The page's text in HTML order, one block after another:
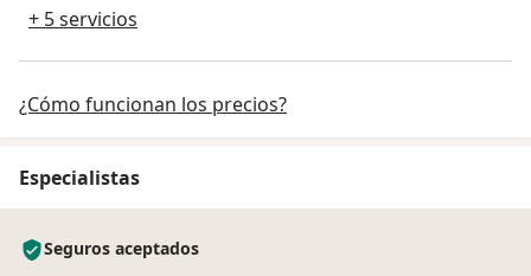
+ 5 servicios
¿Cómo funcionan los precios?
Especialistas
Seguros aceptados